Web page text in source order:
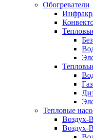
Обогреватели
Тепловые
Воздух-
Воздух-